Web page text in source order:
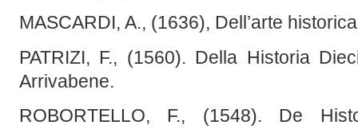
MASCARDI, A., (1636), Dell’arte
PATRIZI, F., (1560). Della Historia
Arrivabene.
ROBORTELLO, F., (1548). De